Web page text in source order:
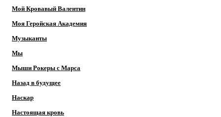
Мой Кровавый Валентин
Моя Геройская Академия
Музыканты
Мы
Мыши Рокеры с Марса
Назад в будущее
Наскар
Настоящая кровь